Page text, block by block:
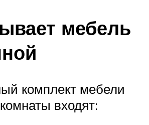
мебель
комплект мебели
входят: